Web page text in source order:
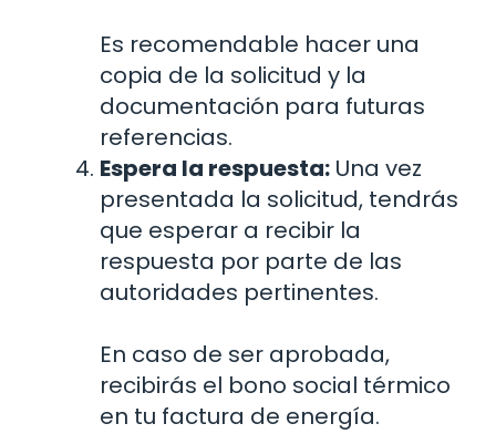
Es recomendable hacer una
copia de la solicitud y la
documentación para futuras
referencias.
Espera la respuesta: Una vez
presentada la solicitud, tendrás
que esperar a recibir la
respuesta por parte de las
autoridades pertinentes.
En caso de ser aprobada,
recibirás el bono social térmico
en tu factura de energía.